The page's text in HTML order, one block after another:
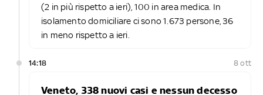
(2 in più rispetto a ieri), 100 in area medica. In
isolamento domiciliare ci sono 1.673 persone, 36
in meno rispetto a ieri.
14:18 8 ott
Veneto, 338 nuovi casi e nessun decesso